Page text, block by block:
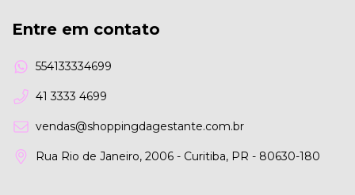
Entre em contato
554133334699
41 3333 4699
vendas@shoppingdagestante.com.br
Rua Rio de Janeiro, 2006 - Curitiba, PR - 80630-180